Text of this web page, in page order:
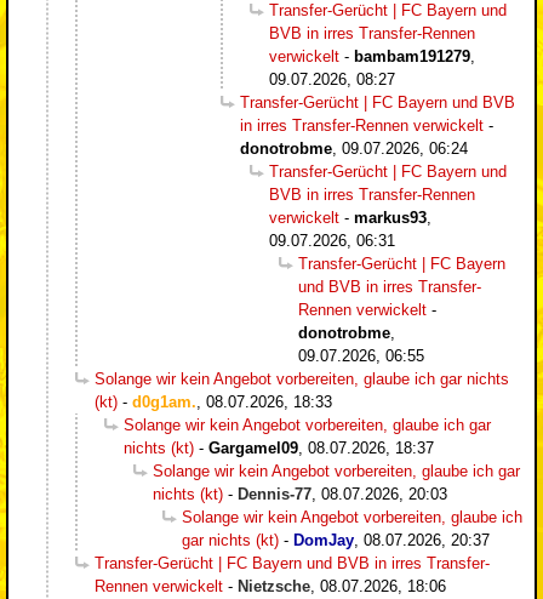
Transfer-Gerücht | FC Bayern und
BVB in irres Transfer-Rennen
verwickelt - bambam191279,
09.07.2026, 08:27
Transfer-Gerücht | FC Bayern und BVB
in irres Transfer-Rennen verwickelt -
donotrobme, 09.07.2026, 06:24
Transfer-Gerücht | FC Bayern und
BVB in irres Transfer-Rennen
verwickelt - markus93,
09.07.2026, 06:31
Transfer-Gerücht | FC Bayern
und BVB in irres Transfer-
Rennen verwickelt -
donotrobme,
09.07.2026, 06:55
Solange wir kein Angebot vorbereiten, glaube ich gar nichts
(kt) - d0g1am., 08.07.2026, 18:33
Solange wir kein Angebot vorbereiten, glaube ich gar
nichts (kt) - Gargamel09, 08.07.2026, 18:37
Solange wir kein Angebot vorbereiten, glaube ich gar
nichts (kt) - Dennis-77, 08.07.2026, 20:03
Solange wir kein Angebot vorbereiten, glaube ich
gar nichts (kt) - DomJay, 08.07.2026, 20:37
Transfer-Gerücht | FC Bayern und BVB in irres Transfer-
Rennen verwickelt - Nietzsche, 08.07.2026, 18:06